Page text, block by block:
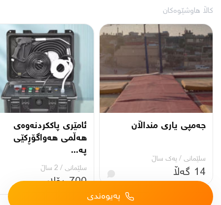
کاڵا هاوشێوەکان
جەمپی یاری منداڵان
سلێمانی / یه‌ك ساڵ
14 گەڵا
ئامێری پاککردنەوەی
هەڵمی هەواگۆڕکێی
پە...
سلێمانی / 2 ساڵ
700 دۆلار
پەیوەندی